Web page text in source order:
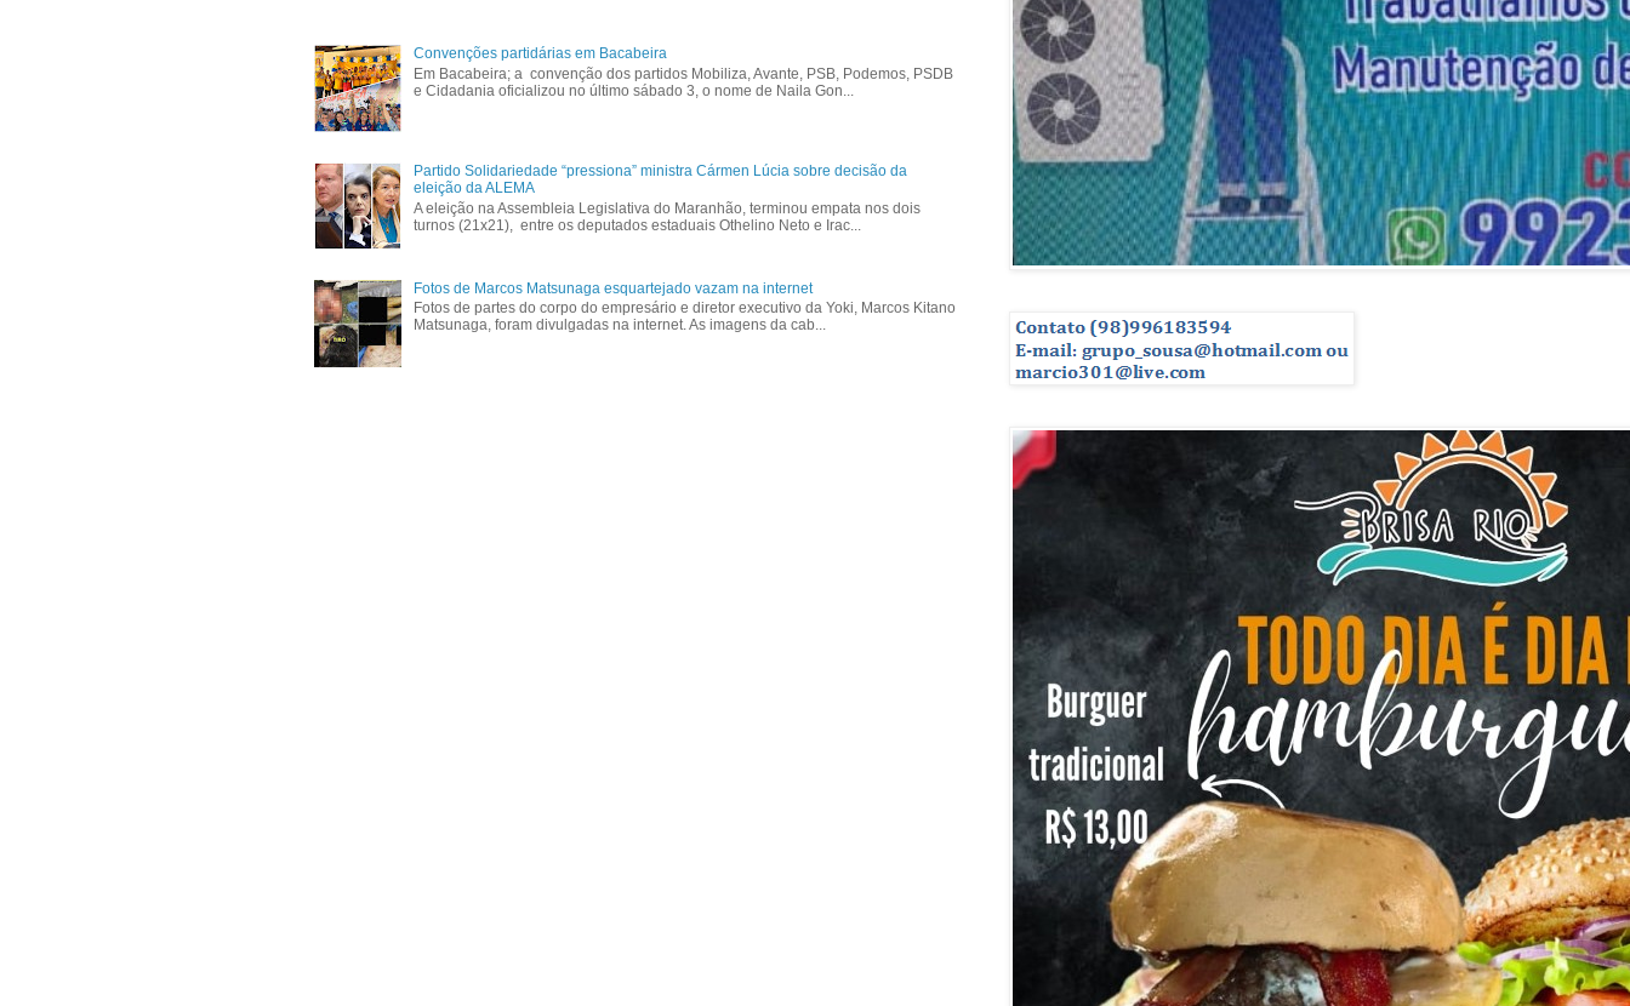
Convenções partidárias em Bacabeira
Em Bacabeira; a convenção dos partidos Mobiliza, Avante, PSB, Podemos, PSDB
e Cidadania oficializou no último sábado 3, o nome de Naila Gon...
Partido Solidariedade “pressiona” ministra Cármen Lúcia sobre decisão da
eleição da ALEMA
A eleição na Assembleia Legislativa do Maranhão, terminou empata nos dois
turnos (21x21), entre os deputados estaduais Othelino Neto e Irac...
Fotos de Marcos Matsunaga esquartejado vazam na internet
Fotos de partes do corpo do empresário e diretor executivo da Yoki, Marcos Kitano
Matsunaga, foram divulgadas na internet. As imagens da cab...